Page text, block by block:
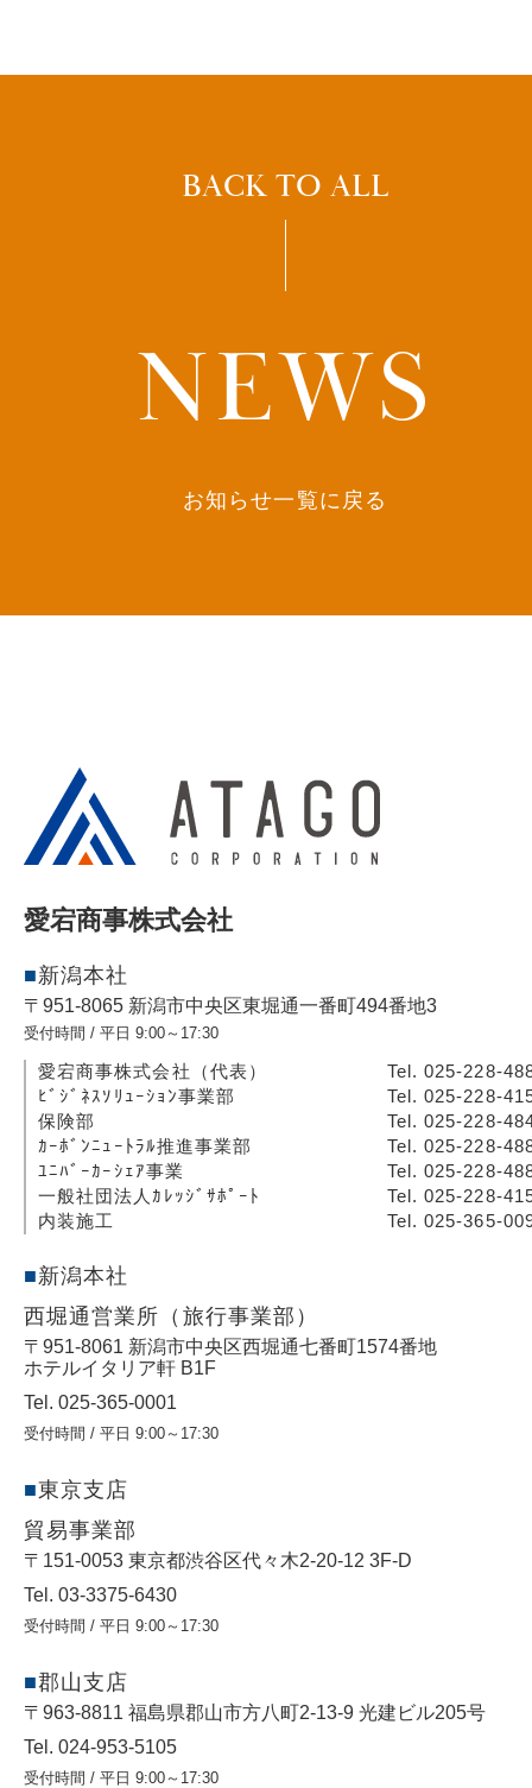
BACK TO ALL
NEWS
お知らせ一覧に戻る
愛宕商事株式会社
新潟本社
〒951-8065 新潟市中央区東堀通一番町494番地3
受付時間 / 平日 9:00～17:30
愛宕商事株式会社（代表）
Tel. 025-228-
ﾋﾞｼﾞﾈｽｿﾘｭｰｼｮﾝ事業部
Tel. 025-228-
保険部
Tel. 025-228-
ｶｰﾎﾞﾝﾆｭｰﾄﾗﾙ推進事業部
Tel. 025-228-
ﾕﾆﾊﾞｰｶｰｼｪｱ事業
Tel. 025-228-
一般社団法人ｶﾚｯｼﾞｻﾎﾟｰﾄ
Tel. 025-228-
内装施工
Tel. 025-365-
新潟本社
西堀通営業所（旅行事業部）
〒951-8061 新潟市中央区西堀通七番町1574番地
ホテルイタリア軒 B1F
Tel. 025-365-0001
受付時間 / 平日 9:00～17:30
東京支店
貿易事業部
〒151-0053 東京都渋⾕区代々⽊2-20-12 3F-D
Tel. 03-3375-6430
受付時間 / 平日 9:00～17:30
郡山支店
〒963-8811 福島県郡山市方八町2-13-9 光建ビル205号
Tel. 024-953-5105
受付時間 / 平日 9:00～17:30